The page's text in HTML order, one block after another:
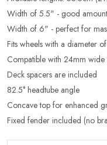
Width of 5.5" - good
Width of 6" - perfect for
Fits wheels with a diameter
Compatible with 24mm wide
Deck spacers are included
82.5° headtube angle
Concave top for enhanced
Fixed fender included (no